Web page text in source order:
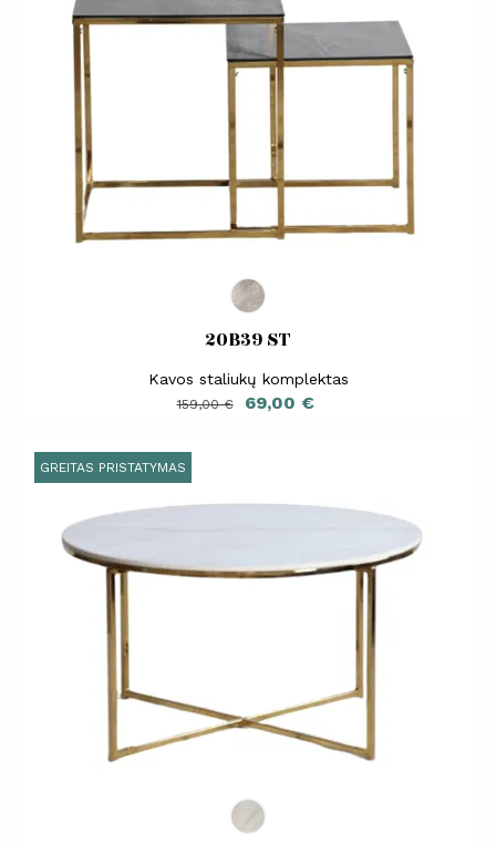
20B39 ST
Kavos staliukų komplektas
Bazinė
159,00 € Kaina
69,00 €
GREITAS PRISTATYMAS